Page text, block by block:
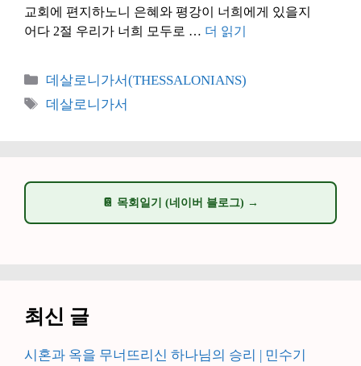
교회에 편지하노니 은혜와 평강이 너희에게 있을지
어다 2절 우리가 너희 모두로 … 더 읽기
카
테
데살로니가서(THESSALONIANS)
태
데살로니가서
📔 목회일기 (네이버 블로그) →
최신 글
시혼과 옥을 무너뜨리신 하나님의 승리 | 민수기